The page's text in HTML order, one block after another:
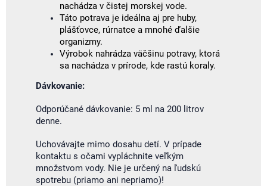
nachádza v čistej morskej vode.
Táto potrava je ideálna aj pre huby,
plášťovce, rúrnatce a mnohé ďalšie
organizmy.
Výrobok nahrádza väčšinu potravy, ktorá
sa nachádza v prírode, kde rastú koraly.
Dávkovanie:
Odporúčané dávkovanie: 5 ml na 200 litrov
denne.
Uchovávajte mimo dosahu detí. V prípade
kontaktu s očami vypláchnite veľkým
množstvom vody. Nie je určený na ľudskú
spotrebu (priamo ani nepriamo)!